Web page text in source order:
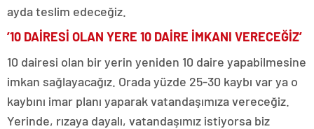
ayda teslim edeceğiz.
’10 DAİRESİ OLAN YERE 10 DAİRE İMKANI VERECEĞİZ’
10 dairesi olan bir yerin yeniden 10 daire yapabilmesine
imkan sağlayacağız. Orada yüzde 25-30 kaybı var ya o
kaybını imar planı yaparak vatandaşımıza vereceğiz.
Yerinde, rızaya dayalı, vatandaşımız istiyorsa biz